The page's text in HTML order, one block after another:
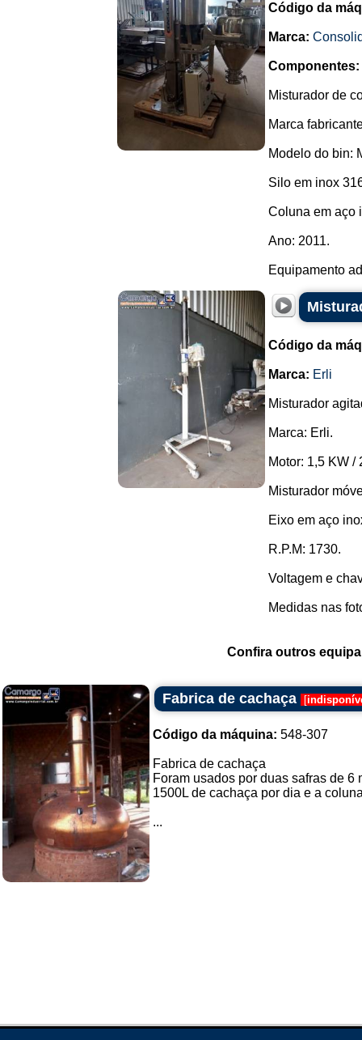
Código da
Marca:
Componentes:
Misturador de
Marca
Modelo do bin:
Silo em inox
Coluna em aço
Ano: 2011.
Equipamento
Código da
Marca: Erli
Misturador
Marca: Erli.
Motor: 1,5 KW /
Misturador
Eixo em aço
R.P.M: 1730.
Voltagem e
Medidas nas
Confira outros
Fabrica de cachaça [
Código da máquina: 548-307
Fabrica de cachaça
Foram usados por duas safras de
1500L de cachaça por dia e a
...